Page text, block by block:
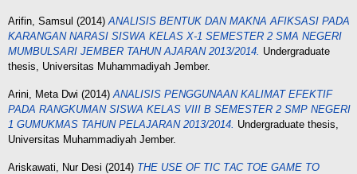
Arifin, Samsul (2014)ANALISIS BENTUK DAN MAKNA AFIKSASI PADA
KARANGAN NARASI SISWA KELAS X-1 SEMESTER 2 SMA NEGERI
MUMBULSARI JEMBER TAHUN AJARAN 2013/2014. Undergraduate
thesis, Universitas Muhammadiyah Jember.
Arini, Meta Dwi (2014)ANALISIS PENGGUNAAN KALIMAT EFEKTIF
PADA RANGKUMAN SISWA KELAS VIII B SEMESTER 2 SMP NEGERI
1 GUMUKMAS TAHUN PELAJARAN 2013/2014. Undergraduate thesis,
Universitas Muhammadiyah Jember.
Ariskawati, Nur Desi (2014) THE USE OF TIС ТАС ТOE GAME TO